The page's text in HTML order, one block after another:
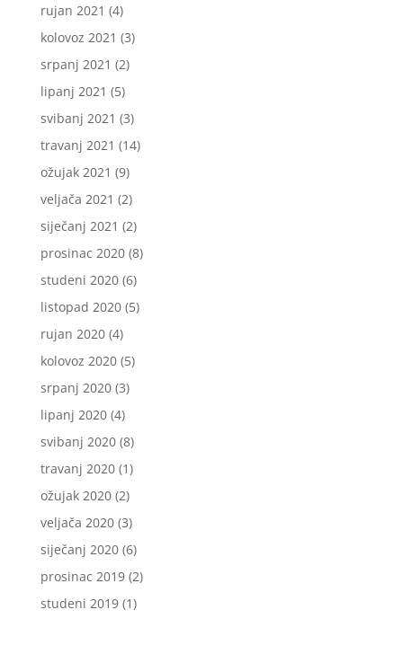
rujan 2021 (4)
kolovoz 2021 (3)
srpanj 2021 (2)
lipanj 2021 (5)
svibanj 2021 (3)
travanj 2021 (14)
ožujak 2021 (9)
veljača 2021 (2)
siječanj 2021 (2)
prosinac 2020(8)
studeni 2020(6)
listopad 2020(5)
rujan 2020(4)
kolovoz 2020(5)
srpanj 2020(3)
lipanj 2020(4)
svibanj 2020(8)
travanj 2020(1)
ožujak 2020(2)
veljača 2020(3)
siječanj 2020(6)
prosinac 2019(2)
studeni 2019(1)